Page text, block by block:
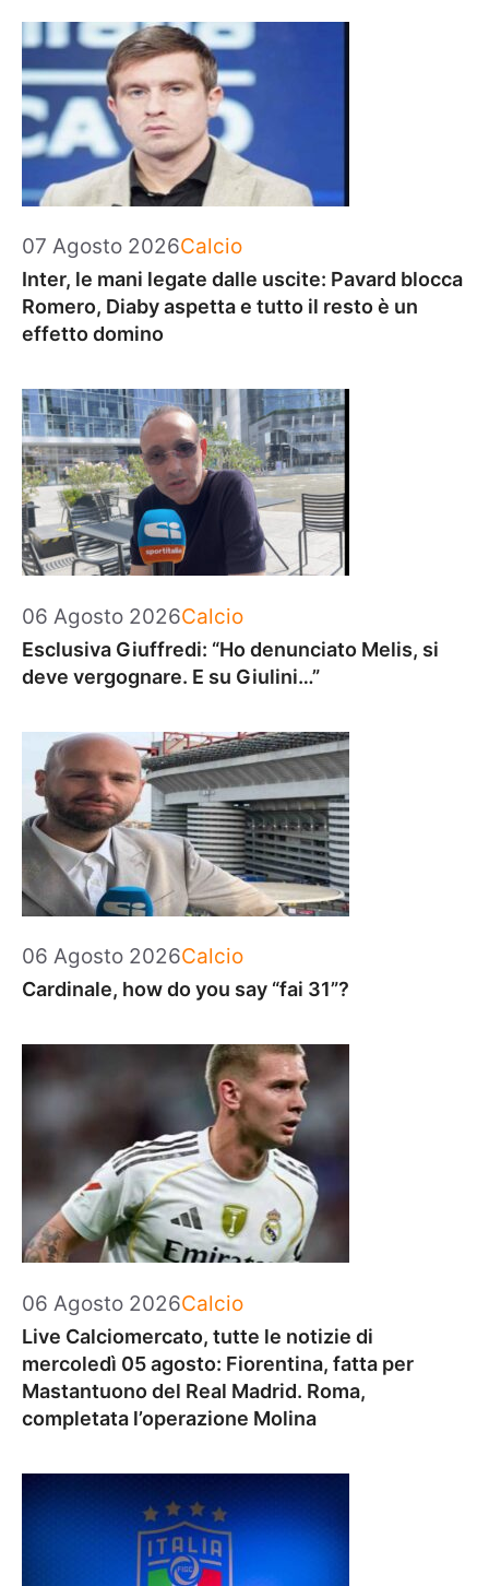
07 Agosto 2026Categorie
Calcio
Inter, le mani legate dalle uscite: Pavard blocca
Romero, Diaby aspetta e tutto il resto è un
effetto domino
06 Agosto 2026Categorie
Calcio
Esclusiva Giuffredi: “Ho denunciato Melis, si
deve vergognare. E su Giulini…”
06 Agosto 2026Categorie
Calcio
Cardinale, how do you say “fai 31”?
06 Agosto 2026Categorie
Calcio
Live Calciomercato, tutte le notizie di
mercoledì 05 agosto: Fiorentina, fatta per
Mastantuono del Real Madrid. Roma,
completata l’operazione Molina